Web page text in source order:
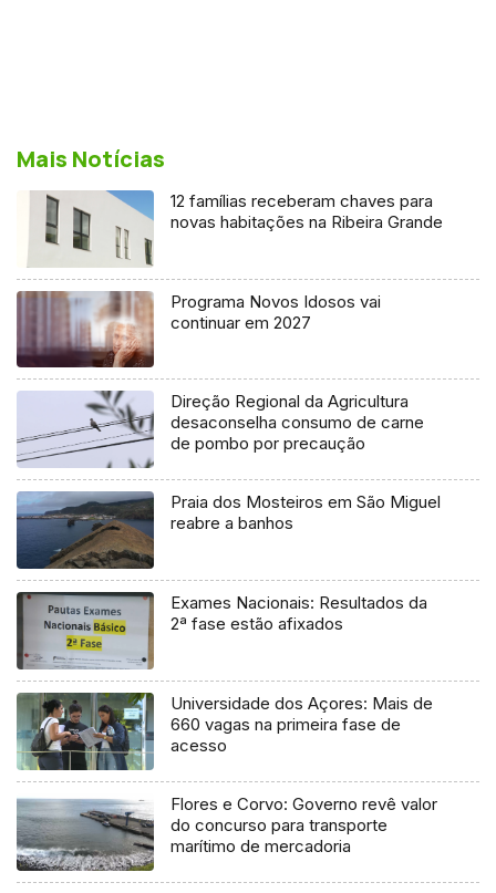
Mais Notícias
12 famílias receberam chaves para
novas habitações na Ribeira Grande
Programa Novos Idosos vai
continuar em 2027
Direção Regional da Agricultura
desaconselha consumo de carne
de pombo por precaução
Praia dos Mosteiros em São Miguel
reabre a banhos
Exames Nacionais: Resultados da
2ª fase estão afixados
Universidade dos Açores: Mais de
660 vagas na primeira fase de
acesso
Flores e Corvo: Governo revê valor
do concurso para transporte
marítimo de mercadoria